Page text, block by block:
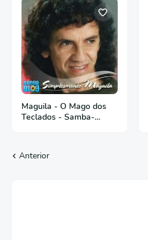
Maguila - O Mago dos
Teclados - Samba-
Anterior